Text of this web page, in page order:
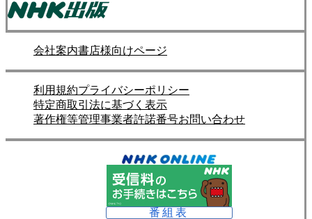
会社案内書店様向けページ
利用規約プライバシーポリシー
特定商取引法に基づく表示
著作権等管理事業者許諾番号お問い合わせ
番組表